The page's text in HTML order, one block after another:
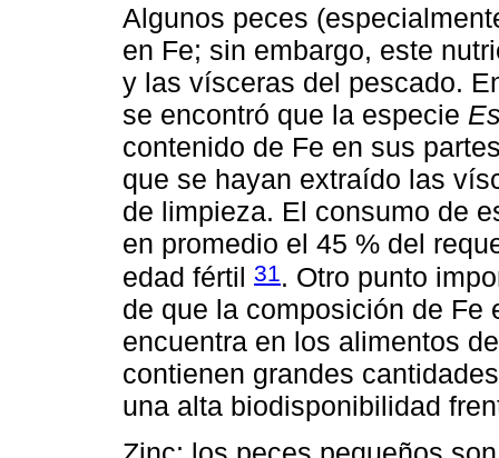
Algunos peces
en Fe; sin embargo, este
y las vísceras del pescado.
se encontró que la especie
contenido de Fe en sus
que se hayan extraído las
de limpieza. El consumo de
en promedio el 45 % del
edad fértil 31. Otro punto
de que la composición de Fe
encuentra en los alimentos
contienen grandes
una alta biodisponibilidad